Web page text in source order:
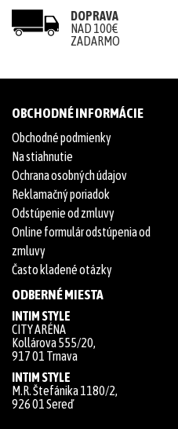
DOPRAVA
NAD 100€
ZADARMO
OBCHODNÉ INFORMÁCIE
Obchodné podmienky
Na stiahnutie
Ochrana osobných údajov
Reklamačný poriadok
Odstúpenie od zmluvy
Online formulár odstúpenia od
zmluvy
Často kladené otázky
ODBERNÉ MIESTA
INTIM STYLE
CITY ARÉNA
Kollárova 555/20,
917 01 Trnava
INTIM STYLE
M.R. Štefánika 1180/2,
926 01 Sereď